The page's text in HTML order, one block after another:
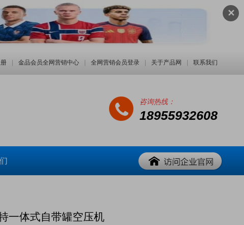
✕
金品会员全网营销中心 全网营销会员登录 关于产品网 联系我们
咨询热线：
18955932608
一体式自带罐空压机